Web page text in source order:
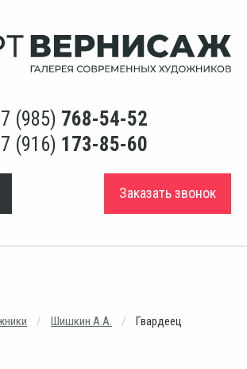
(985) 768-54-52
(916) 173-85-60
Заказать звонок
Шишкин А.А. Гвардеец